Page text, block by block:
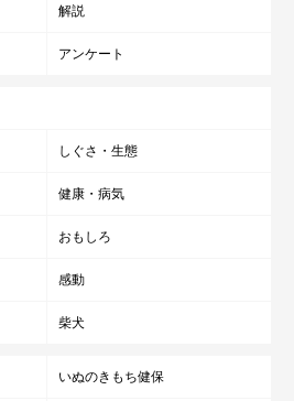
解説
アンケート
しぐさ・生態
健康・病気
おもしろ
感動
柴犬
いぬのきもち健保